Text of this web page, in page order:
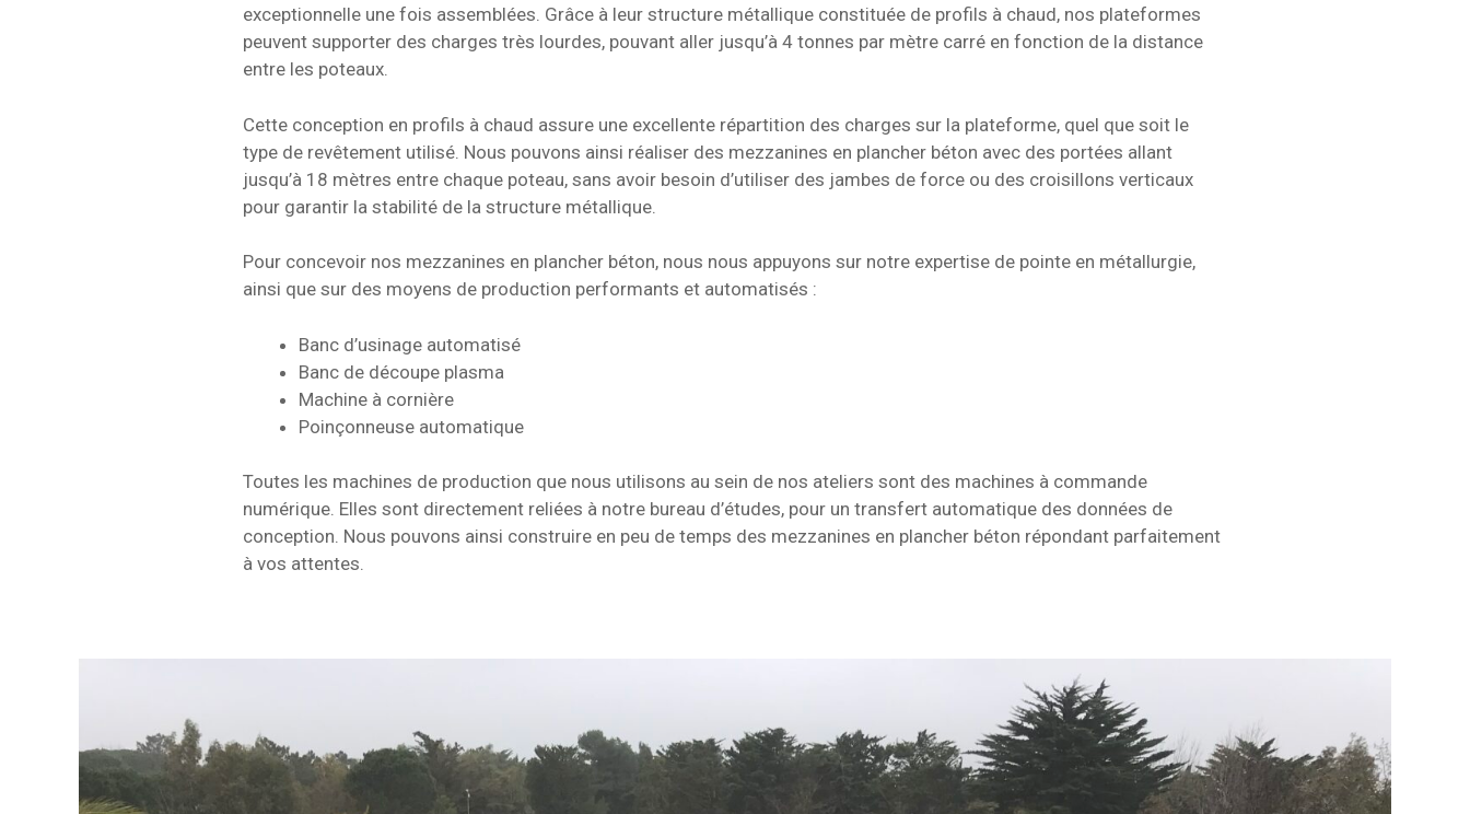
exceptionnelle une fois assemblées. Grâce à leur structure métallique constituée de profils à chaud, nos plateformes
peuvent supporter des charges très lourdes, pouvant aller jusqu’à 4 tonnes par mètre carré en fonction de la distance
entre les poteaux.
Cette conception en profils à chaud assure une excellente répartition des charges sur la plateforme, quel que soit le
type de revêtement utilisé. Nous pouvons ainsi réaliser des mezzanines en plancher béton avec des portées allant
jusqu’à 18 mètres entre chaque poteau, sans avoir besoin d’utiliser des jambes de force ou des croisillons verticaux
pour garantir la stabilité de la structure métallique.
Pour concevoir nos mezzanines en plancher béton, nous nous appuyons sur notre expertise de pointe en métallurgie,
ainsi que sur des moyens de production performants et automatisés :
Banc d’usinage automatisé
Banc de découpe plasma
Machine à cornière
Poinçonneuse automatique
Toutes les machines de production que nous utilisons au sein de nos ateliers sont des machines à commande
numérique. Elles sont directement reliées à notre bureau d’études, pour un transfert automatique des données de
conception. Nous pouvons ainsi construire en peu de temps des mezzanines en plancher béton répondant parfaitement
à vos attentes.